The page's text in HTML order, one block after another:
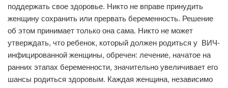
поддержать свое здоровье. Никто не вправе принудить
женщину сохранить или прервать беременность. Решение
об этом принимает только она сама. Никто не может
утверждать, что ребенок, который должен родиться у ВИЧ-
инфицированной женщины, обречен: лечение, начатое на
ранних этапах беременности, значительно увеличивает его
шансы родиться здоровым. Каждая женщина, независимо